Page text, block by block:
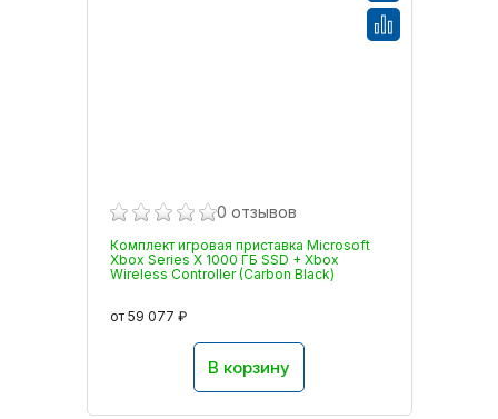
0 отзывов
Комплект игровая приставка Microsoft
Xbox Series X 1000 ГБ SSD + Xbox
Wireless Controller (Carbon Black)
от 59 077 ₽
В корзину